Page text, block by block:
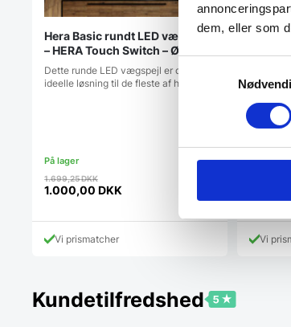
dem, eller som
Hera Basic rundt LED vægspejl
– HERA Touch Switch – Ø90 cm
Dette runde LED vægspejl er den
ideelle løsning til de fleste af husets…
1.699,25DKKDen
oprindelige
var:
1.699,25 DKK.
1.000,00 DKK
aktuelle
pris
er:Vi prismatcher
Flot LED
Den
er:Vi
Kundetilfredshed